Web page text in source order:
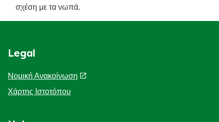
σχέση με τα νωπά.
Legal
Νομική Ανακοίνωση
Χάρτης Ιστοτόπου